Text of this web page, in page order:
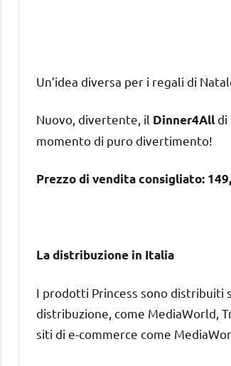
Un’idea diversa per i regali di
Nuovo, divertente, il Dinner4Alldi
momento di puro divertimento!
Prezzo di vendita consigliato:
La distribuzione in Italia
I prodotti Princess sono distribuiti
distribuzione, come MediaWorld,
siti di e-commerce come